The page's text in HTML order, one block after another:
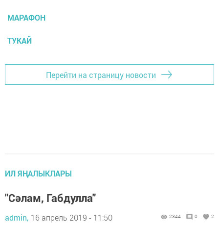
МАРАФОН
ТУКАЙ
Перейти на страницу новости
ИЛ ЯҢАЛЫКЛАРЫ
"Сәлам, Габдулла"
admin, 16 апрель 2019 - 11:50 2344 0 2